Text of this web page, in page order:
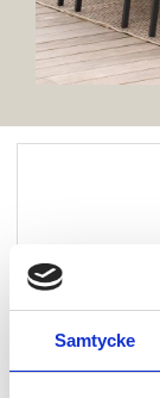
Samtycke